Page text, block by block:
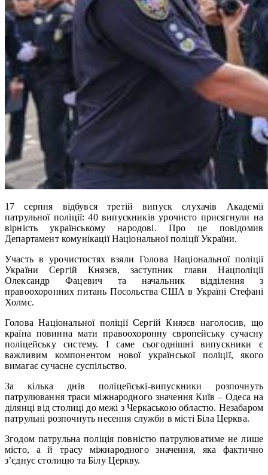
17 серпня відбувся третій випуск слухачів Академії
патрульної поліції: 40 випускників урочисто присягнули на
вірність українському народові. Про це повідомив
Департамент комунікації Національної поліції України.
Участь в урочистостях взяли Голова Національної поліції
України Сергій Князєв, заступник глави Нацполіції
Олександр Фацевич та начальник відділення з
правоохоронних питань Посольства США в Україні Стефані
Холмс.
Голова Національної поліції Сергій Князєв наголосив, що
країна повинна мати правоохоронну європейську сучасну
поліцейську систему. І саме сьогоднішні випускники є
важливим компонентом нової української поліції, якого
вимагає сучасне суспільство.
За кілька днів поліцейські-випускники розпочнуть
патрулювання траси міжнародного значення Київ – Одеса на
ділянці від столиці до межі з Черкаською областю. Незабаром
патрульні розпочнуть несення служби в місті Біла Церква.
Згодом патрульна поліція повністю патрулюватиме не лише
місто, а й трасу міжнародного значення, яка фактично
з’єднує столицю та Білу Церкву.